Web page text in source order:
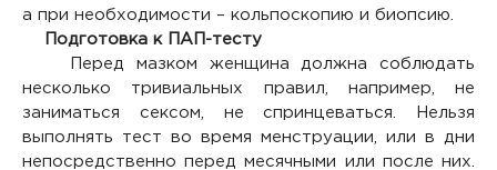
а при необходимости – кольпоскопию и биопсию.
Подготовка к ПАП-тесту
Перед мазком женщина должна соблюдать
несколько тривиальных правил, например, не
заниматься сексом, не спринцеваться. Нельзя
выполнять тест во время менструации, или в дни
непосредственно перед месячными или после них.